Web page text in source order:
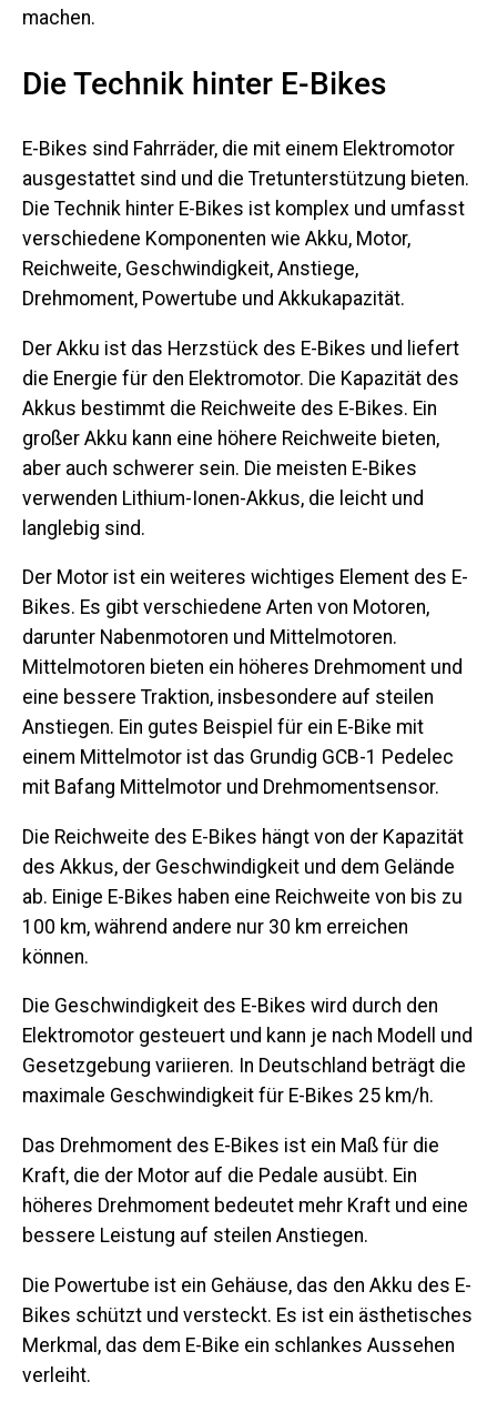
machen.
Die Technik hinter E-Bikes
E-Bikes sind Fahrräder, die mit einem Elektromotor
ausgestattet sind und die Tretunterstützung bieten.
Die Technik hinter E-Bikes ist komplex und umfasst
verschiedene Komponenten wie Akku, Motor,
Reichweite, Geschwindigkeit, Anstiege,
Drehmoment, Powertube und Akkukapazität.
Der Akku ist das Herzstück des E-Bikes und liefert
die Energie für den Elektromotor. Die Kapazität des
Akkus bestimmt die Reichweite des E-Bikes. Ein
großer Akku kann eine höhere Reichweite bieten,
aber auch schwerer sein. Die meisten E-Bikes
verwenden Lithium-Ionen-Akkus, die leicht und
langlebig sind.
Der Motor ist ein weiteres wichtiges Element des E-
Bikes. Es gibt verschiedene Arten von Motoren,
darunter Nabenmotoren und Mittelmotoren.
Mittelmotoren bieten ein höheres Drehmoment und
eine bessere Traktion, insbesondere auf steilen
Anstiegen. Ein gutes Beispiel für ein E-Bike mit
einem Mittelmotor ist das Grundig GCB-1 Pedelec
mit Bafang Mittelmotor und Drehmomentsensor.
Die Reichweite des E-Bikes hängt von der Kapazität
des Akkus, der Geschwindigkeit und dem Gelände
ab. Einige E-Bikes haben eine Reichweite von bis zu
100 km, während andere nur 30 km erreichen
können.
Die Geschwindigkeit des E-Bikes wird durch den
Elektromotor gesteuert und kann je nach Modell und
Gesetzgebung variieren. In Deutschland beträgt die
maximale Geschwindigkeit für E-Bikes 25 km/h.
Das Drehmoment des E-Bikes ist ein Maß für die
Kraft, die der Motor auf die Pedale ausübt. Ein
höheres Drehmoment bedeutet mehr Kraft und eine
bessere Leistung auf steilen Anstiegen.
Die Powertube ist ein Gehäuse, das den Akku des E-
Bikes schützt und versteckt. Es ist ein ästhetisches
Merkmal, das dem E-Bike ein schlankes Aussehen
verleiht.